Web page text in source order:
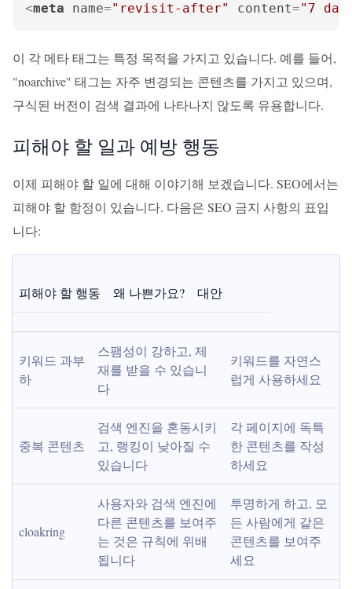
<meta name="revisit-after" content="7
이 각 메타 태그는 특정 목적을 가지고 있습니다. 예를 들어,
"noarchive" 태그는 자주 변경되는 콘텐츠를 가지고 있으며,
구식된 버전이 검색 결과에 나타나지 않도록 유용합니다.
피해야 할 일과 예방 행동
이제 피해야 할 일에 대해 이야기해 보겠습니다. SEO에서는
피해야 할 함정이 있습니다. 다음은 SEO 금지 사항의 표입
니다:
피해야 할 행동 왜 나쁜가요? 대안
키워드 과부
하
스팸성이 강하고, 제
재를 받을 수 있습니
다
키워드를 자연스
럽게 사용하세요
중복 콘텐츠
검색 엔진을 혼동시키
고, 랭킹이 낮아질 수
있습니다
각 페이지에 독특
한 콘텐츠를 작성
하세요
cloakring
사용자와 검색 엔진에
다른 콘텐츠를 보여주
는 것은 규칙에 위배
됩니다
투명하게 하고, 모
든 사람에게 같은
콘텐츠를 보여주
세요